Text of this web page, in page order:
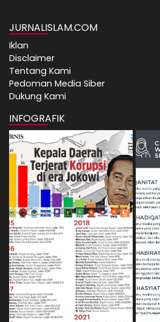
JURNALISLAM.COM
Iklan
Disclaimer
Tentang Kami
Pedoman Media Siber
Dukung Kami
INFOGRAFIK